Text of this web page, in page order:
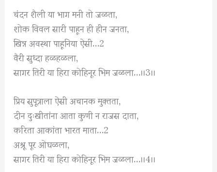
चंदन शैली या भाग मनी तो जळता,
शोक विवल सारी पाहून ही हीन जनता,
खिन्न अवस्था पाहूनिया ऐसी…2
वैरी सुध्दा हळहळला,
सागर तिरी या हिरा कोहिनूर भिम जळला…।।3।।
प्रिय सुपूत्राला ऐसी अचानक मुक्तता,
दीन दुःखीतांना आता कुणी न राजस दाता,
करिता आकांता भारत माता…2
अश्रू पूर ओघळला,
सागर तिरी या हिरा कोहिनूर भिम जळला…।।4।।